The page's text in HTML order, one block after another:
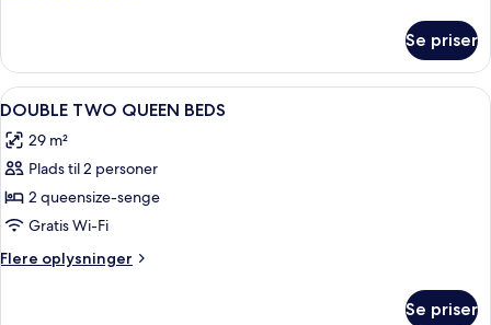
Queen
Standard
Se priser
Indlæs
alle
billeder
af
DOUBLE
TWO
QUEEN
BEDS
Pengeskab på værelset, skrivebord,
6
DOUBLE TWO QUEEN BEDS
29 m²
Plads til 2 personer
2 queensize-senge
Gratis Wi-Fi
Flere oplysninger
Flere
Se priser